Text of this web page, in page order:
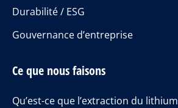
Durabilité / ESG
Gouvernance d’entreprise
Ce que nous faisons
Qu’est-ce que l’extraction du lithium